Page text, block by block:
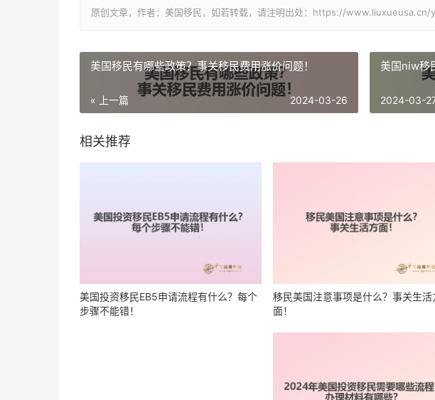
原创文章，作者：美国移民，如若转载，请注明出处：https://
美国移民有哪些政策？事关移民费用涨价问题！
« 上一篇 2024-03-26
美国niw移
2024-03-
相关推荐
美国投资移民EB5申请流程有什么？每个
步骤不能错！
移民美国注意事项是什么？事关生活
面！